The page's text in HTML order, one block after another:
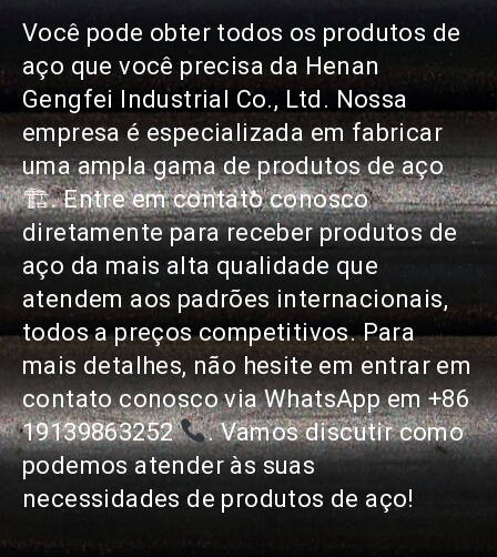
Você pode obter todos os produtos de
aço que você precisa da Henan
Gengfei Industrial Co., Ltd. Nossa
empresa é especializada em fabricar
uma ampla gama de produtos de aço
🏗. Entre em contato conosco
diretamente para receber produtos de
aço da mais alta qualidade que
atendem aos padrões internacionais,
todos a preços competitivos. Para
mais detalhes, não hesite em entrar em
contato conosco via WhatsApp em+86
19139863252
. Vamos discutir como
podemos atender às suas
necessidades de produtos de aço!